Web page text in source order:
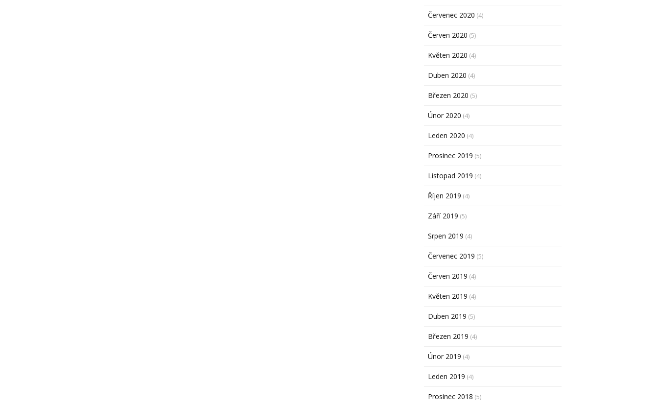
Červenec 2020 (4)
Červen 2020 (5)
Květen 2020 (4)
Duben 2020 (4)
Březen 2020 (5)
Únor 2020 (4)
Leden 2020 (4)
Prosinec 2019 (5)
Listopad 2019 (4)
Říjen 2019 (4)
Září 2019 (5)
Srpen 2019 (4)
Červenec 2019 (5)
Červen 2019 (4)
Květen 2019 (4)
Duben 2019 (5)
Březen 2019 (4)
Únor 2019 (4)
Leden 2019 (4)
Prosinec 2018 (5)